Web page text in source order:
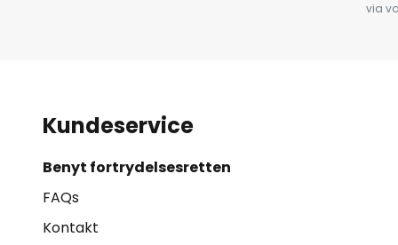
via
Kundeservice
Benyt fortrydelsesretten
FAQs
Kontakt